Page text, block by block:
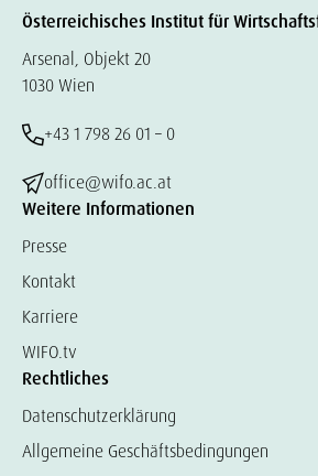
Österreichisches Institut für
Arsenal, Objekt 20
1030 Wien
+43 1 798 26 01 – 0
office@wifo.ac.at
Weitere Informationen
Presse
Kontakt
Karriere
WIFO.tv
Rechtliches
Datenschutzerklärung
Allgemeine Geschäftsbedingungen